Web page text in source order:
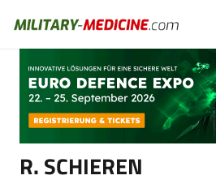
Anzeige
R. SCHIEREN